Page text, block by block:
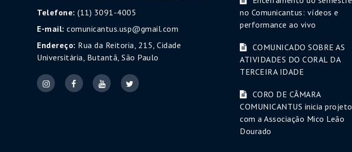
Telefone: (11) 3091-4005
E-mail: comunicantus.usp@gmail.com
Endereço: Rua da Reitoria, 215, Cidade
Universitária, Butantã, São Paulo
no Comunicantus: vídeos e
performance ao vivo
COMUNICADO SOBRE AS
ATIVIDADES DO CORAL DA
TERCEIRA IDADE
CORO DE CÂMARA
COMUNICANTUS inicia projeto
com a Associação Mico Leão
Dourado